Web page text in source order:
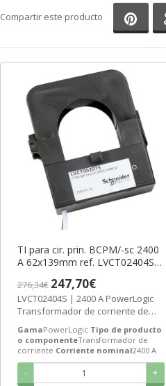
Compartir este producto
TI para cir. prin. BCPM/-sc 2400
A 62x139mm ref. LVCT02404S
SEMANAS]
276,34€ 247,70€
LVCT02404S | 2400 A PowerLogic
Transformador de corriente de
LVCT02404S...
GamaPowerLogic Tipo de producto
o componenteTransformador de
corriente Corriente nominal2400 A
- +